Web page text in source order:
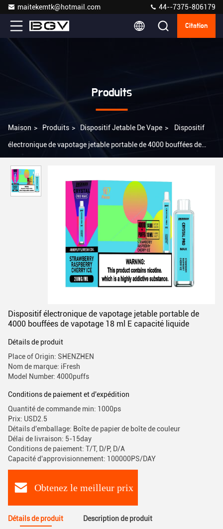
maitekemtk@hotmail.com 44--7375-806179
Citation
Produits
Maison > Produits > Dispositif Jetable De Vape > Dispositif
électronique de vapotage jetable portable de 4000 bouffées de
Dispositif électronique de vapotage jetable portable de
4000 bouffées de vapotage 18 ml E capacité liquide
Détails de produit
Place of Origin: SHENZHEN
Nom de marque: iFresh
Model Number: 4000puffs
Conditions de paiement et d'expédition
Quantité de commande min: 1000ps
Prix: USD2.5
Détails d'emballage: Boîte de papier de boîte de couleur
Délai de livraison: 5-15day
Conditions de paiement: T/T, D/P, D/A
Capacité d'approvisionnement: 100000PS/DAY
Obtenez le meilleur prix
Détails de produit Description de produit